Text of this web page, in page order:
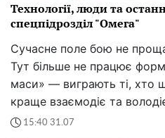
Технології, люди та
спецпідрозділ "Омега"
Сучасне поле бою не
Тут більше не працює
маси» — виграють ті, хто
краще взаємодіє та
15:40 31.07